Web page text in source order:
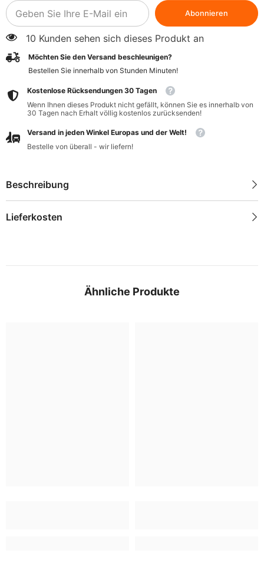
Abonnieren
10 Kunden sehen sich dieses Produkt an
Möchten Sie den Versand beschleunigen?
Bestellen Sie innerhalb von Stunden Minuten!
Kostenlose Rücksendungen 30 Tagen
Wenn Ihnen dieses Produkt nicht gefällt, können Sie es innerhalb von
30 Tagen nach Erhalt völlig kostenlos zurücksenden!
Versand in jeden Winkel Europas und der Welt!
Bestelle von überall - wir liefern!
Beschreibung
Lieferkosten
Ähnliche Produkte